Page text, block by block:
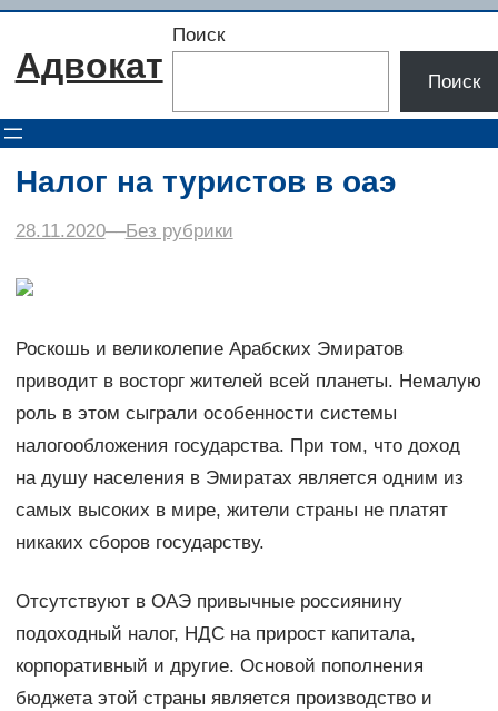
Перейти
содержимому
Адвокат
Поиск
Поиск
Налог на туристов в оаэ
28.11.2020––Без рубрики
Роскошь и великолепие Арабских Эмиратов
приводит в восторг жителей всей планеты. Немалую
роль в этом сыграли особенности системы
налогообложения государства. При том, что доход
на душу населения в Эмиратах является одним из
самых высоких в мире, жители страны не платят
никаких сборов государству.
Отсутствуют в ОАЭ привычные россиянину
подоходный налог, НДС на прирост капитала,
корпоративный и другие. Основой пополнения
бюджета этой страны является производство и